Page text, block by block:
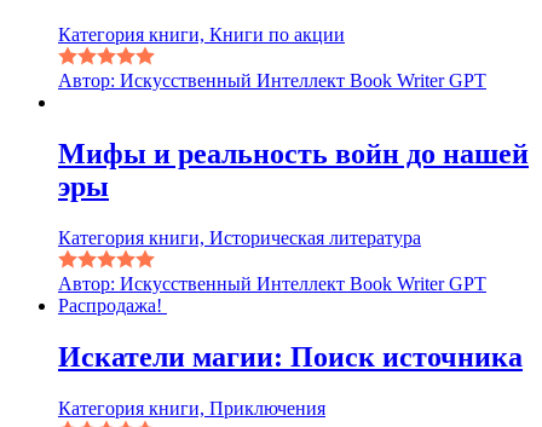
Категория книги, Книги по акции
Автор: Искусственный Интеллект Book Writer GPT
Мифы и реальность войн до нашей
эры
Категория книги, Историческая литература
Автор: Искусственный Интеллект Book Writer GPT
Распродажа!
Искатели магии: Поиск источника
Категория книги, Приключения